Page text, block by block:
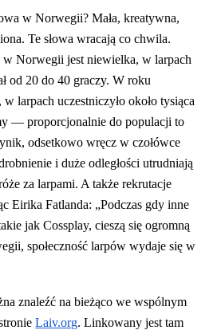
w Norwegii? Mała, kreatywna,
Te słowa wracają co chwila.
w Norwegii jest niewielka, w larpach
od 20 do 40 graczy. W roku
larpach uczestniczyło około tysiąca
— proporcjonalnie do populacji to
odsetkowo wręcz w czołówce
i duże odległości utrudniają
za larpami. A także rekrutacje
Eirika Fatlanda: „Podczas gdy inne
jak Cossplay, cieszą się ogromną
społeczność larpów wydaje się w
znaleźć na bieżąco we wspólnym
Laiv.org. Linkowany jest tam